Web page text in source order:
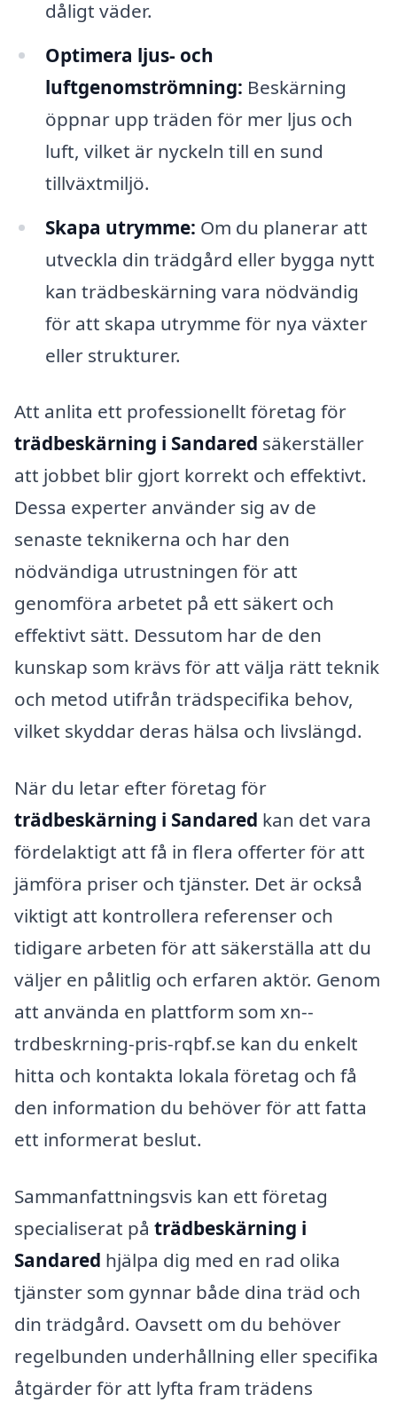
dåligt väder.
Optimera ljus- och
luftgenomströmning: Beskärning
öppnar upp träden för mer ljus och
luft, vilket är nyckeln till en sund
tillväxtmiljö.
Skapa utrymme: Om du planerar att
utveckla din trädgård eller bygga nytt
kan trädbeskärning vara nödvändig
för att skapa utrymme för nya växter
eller strukturer.
Att anlita ett professionellt företag för
trädbeskärning i Sandared säkerställer
att jobbet blir gjort korrekt och effektivt.
Dessa experter använder sig av de
senaste teknikerna och har den
nödvändiga utrustningen för att
genomföra arbetet på ett säkert och
effektivt sätt. Dessutom har de den
kunskap som krävs för att välja rätt teknik
och metod utifrån trädspecifika behov,
vilket skyddar deras hälsa och livslängd.
När du letar efter företag för
trädbeskärning i Sandared kan det vara
fördelaktigt att få in flera offerter för att
jämföra priser och tjänster. Det är också
viktigt att kontrollera referenser och
tidigare arbeten för att säkerställa att du
väljer en pålitlig och erfaren aktör. Genom
att använda en plattform som xn--
trdbeskrning-pris-rqbf.se kan du enkelt
hitta och kontakta lokala företag och få
den information du behöver för att fatta
ett informerat beslut.
Sammanfattningsvis kan ett företag
specialiserat på trädbeskärning i
Sandared hjälpa dig med en rad olika
tjänster som gynnar både dina träd och
din trädgård. Oavsett om du behöver
regelbunden underhållning eller specifika
åtgärder för att lyfta fram trädens